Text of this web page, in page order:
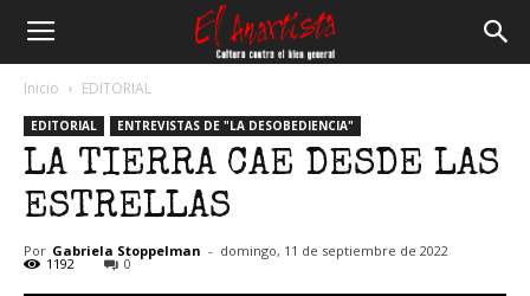
Anartista
Inicio EDITORIAL
EDITORIAL ENTREVISTAS DE "LA DESOBEDIENCIA"
LA TIERRA CAE DESDE LAS
ESTRELLAS
Por Gabriela Stoppelman - domingo, 11 de septiembre de 2022
1192 0